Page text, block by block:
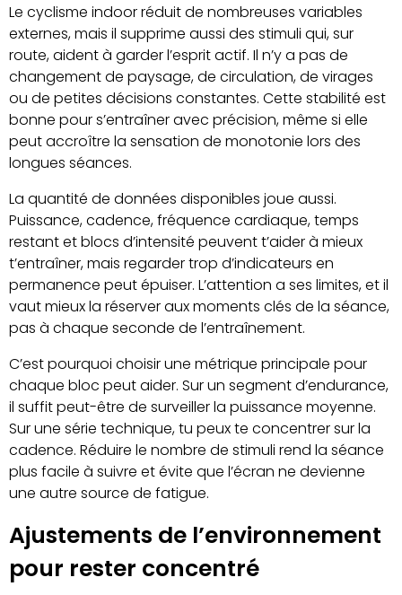
Le cyclisme indoor réduit de nombreuses variables
externes, mais il supprime aussi des stimuli qui, sur
route, aident à garder l’esprit actif. Il n’y a pas de
changement de paysage, de circulation, de virages
ou de petites décisions constantes. Cette stabilité est
bonne pour s’entraîner avec précision, même si elle
peut accroître la sensation de monotonie lors des
longues séances.
La quantité de données disponibles joue aussi.
Puissance, cadence, fréquence cardiaque, temps
restant et blocs d’intensité peuvent t’aider à mieux
t’entraîner, mais regarder trop d’indicateurs en
permanence peut épuiser. L’attention a ses limites, et il
vaut mieux la réserver aux moments clés de la séance,
pas à chaque seconde de l’entraînement.
C’est pourquoi choisir une métrique principale pour
chaque bloc peut aider. Sur un segment d’endurance,
il suffit peut-être de surveiller la puissance moyenne.
Sur une série technique, tu peux te concentrer sur la
cadence. Réduire le nombre de stimuli rend la séance
plus facile à suivre et évite que l’écran ne devienne
une autre source de fatigue.
Ajustements de l’environnement
pour rester concentré